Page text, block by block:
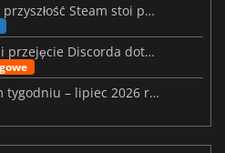
Projekt Helix znów w grze, przyszłość Steam stoi pod znakiem zapytania
Złośliwe oprogramowanie i przejęcie Discorda dotknęły Meccha Chameleon
Premiery gier wideo w tym tygodniu – lipiec 2026 r. (tydzień 31)